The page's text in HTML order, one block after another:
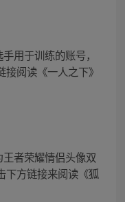
用于训练的账号，
阅读《一人之下》
者荣耀情侣头像双
下方链接来阅读《狐